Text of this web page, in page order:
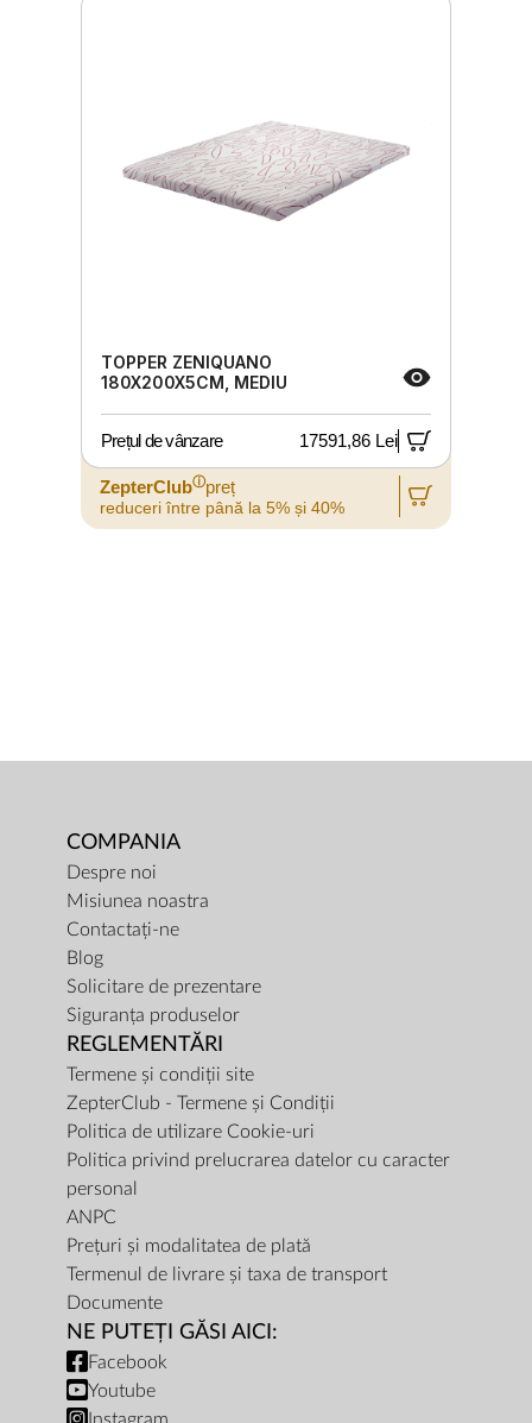
TOPPER ZENIQUANO
180X200X5CM, MEDIU
Prețul de vânzare 17591,86 Lei
ZepterClubⓘpreț
reduceri între până la 5% și 40%
COMPANIA
Despre noi
Misiunea noastra
Contactați-ne
Blog
Solicitare de prezentare
Siguranța produselor
REGLEMENTĂRI
Termene și condiții site
ZepterClub - Termene și Condiții
Politica de utilizare Cookie-uri
Politica privind prelucrarea datelor cu caracter
personal
ANPC
Prețuri și modalitatea de plată
Termenul de livrare și taxa de transport
Documente
NE PUTEȚI GĂSI AICI:
Facebook
Youtube